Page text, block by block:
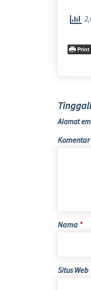
Print
Alamat
Komentar
Nama *
Situs Web